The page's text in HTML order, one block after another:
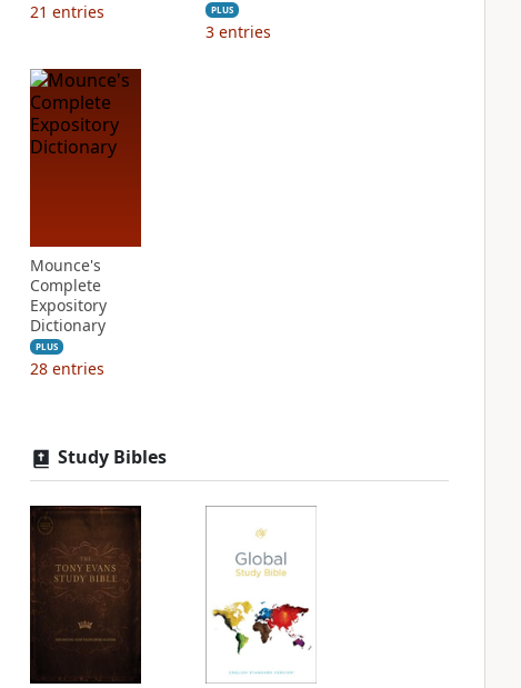
21 entries PLUS
3 entries
Mounce's
Complete
Expository
Dictionary
PLUS
28 entries
Study Bibles